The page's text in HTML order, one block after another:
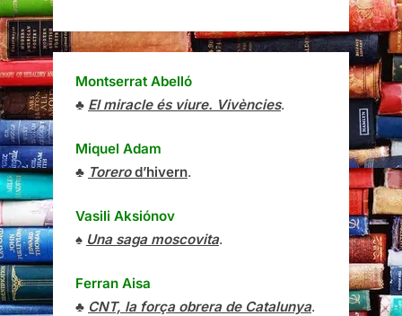
Montserrat Abelló
♣ El miracle és viure. Vivències.
Miquel Adam
♣ Torerod’hivern.
Vasili Aksiónov
♠ Una saga moscovita.
Ferran Aisa
♣ CNT, la força obrera de Catalunya.